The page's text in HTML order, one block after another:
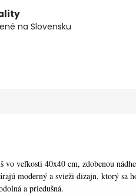
na Slovensku
vo veľkosti 40x40 cm, zdobenou
moderný a svieži dizajn, ktorý sa
a priedušná.